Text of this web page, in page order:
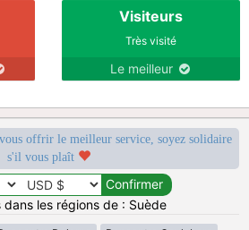
Visiteurs
Très visité
Le meilleur
offrir le meilleur service, soyez solidaire
s'il vous plaît
les régions de : Suède